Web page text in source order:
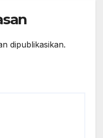
dipublikasikan.